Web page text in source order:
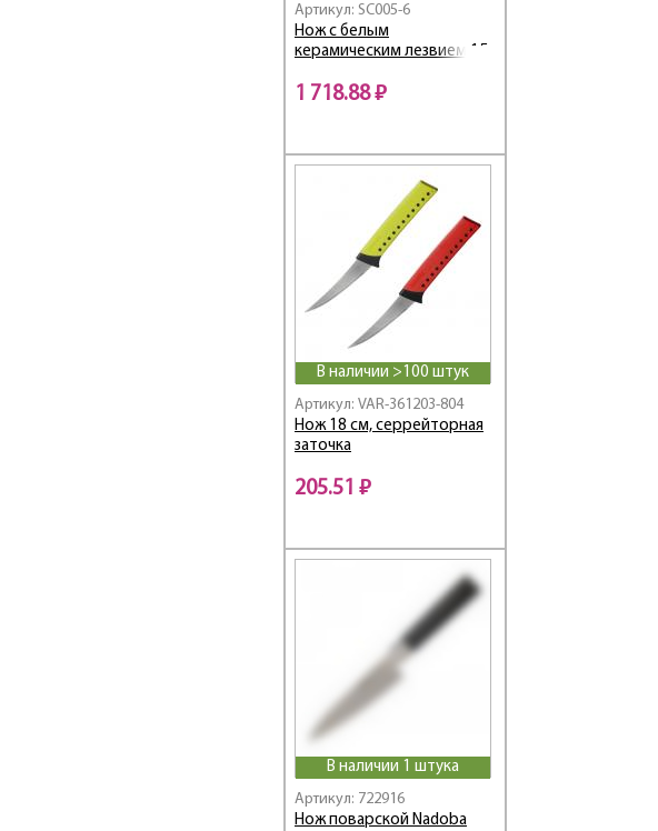
Артикул: SC005-6
Нож с белым
керамическим лезвием 15
1 718.88 ₽
В наличии >100 штук
Артикул: VAR-361203-804
Нож 18 см, серрейторная
заточка
205.51 ₽
В наличии 1 штука
Артикул: 722916
Нож поварской Nadoba